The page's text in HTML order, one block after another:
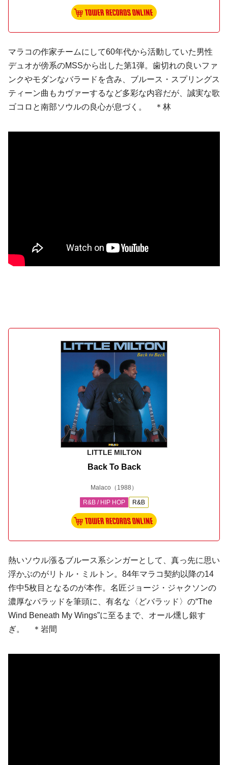
マラコの作家チームにして60年代から活動していた男性
デュオが傍系のMSSから出した第1弾。歯切れの良いファ
ンクやモダンなバラードを含み、 ブルース・スプリングス
ティーン曲もカヴァーするなど多彩な内容だが、誠実な歌
ゴコロと南部ソウルの良心が息づく。 ＊林
LITTLE MILTON
Back To Back
Malaco （1988）
R&B / HIP HOP R&B
熱いソウル漲るブルース系シンガーとして、真っ先に思い
浮かぶのがリトル・ミルトン。84年マラコ契約以降の14
作中5枚目となるのが本作。名匠ジョージ・ジャクソンの
濃厚なバラッドを筆頭に、有名な〈どバラッド〉の“The
Wind Beneath My Wings”に至るまで、オール燻し銀す
ぎ。 ＊岩間